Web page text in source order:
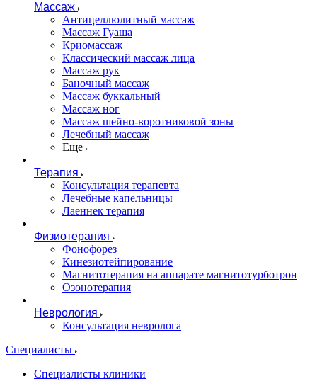
Массаж
Антицеллюлитный массаж
Массаж Гуаша
Криомассаж
Классический массаж лица
Массаж рук
Баночный массаж
Массаж буккальный
Массаж ног
Массаж шейно-воротниковой зоны
Лечебный массаж
Еще
Терапия
Консультация терапевта
Лечебные капельницы
Лаеннек терапия
Физиотерапия
Фонофорез
Кинезиотейпирование
Магнитотерапия на аппарате магнитотурботрон
Озонотерапия
Неврология
Консультация невролога
Специалисты
Специалисты клиники